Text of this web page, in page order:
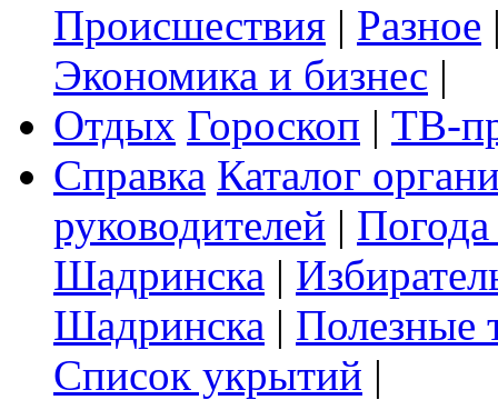
Происшествия | Разное
Экономика и бизнес |
Отдых Гороскоп | ТВ-
Справка Каталог
руководителей |
Шадринска |
Шадринска | Полезные
Список укрытий |